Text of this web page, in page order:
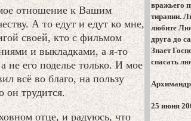
вражьего
тирании.
любите
друга до
Знает
спасать
25 июня
отношение к Вашим
А то едут и едут ко мне,
своей, кто с фильмом
и выкладками, а я-то
не его поделье только. И мое
всё во благо, на пользу
он трудится.
отце, и радуюсь, что